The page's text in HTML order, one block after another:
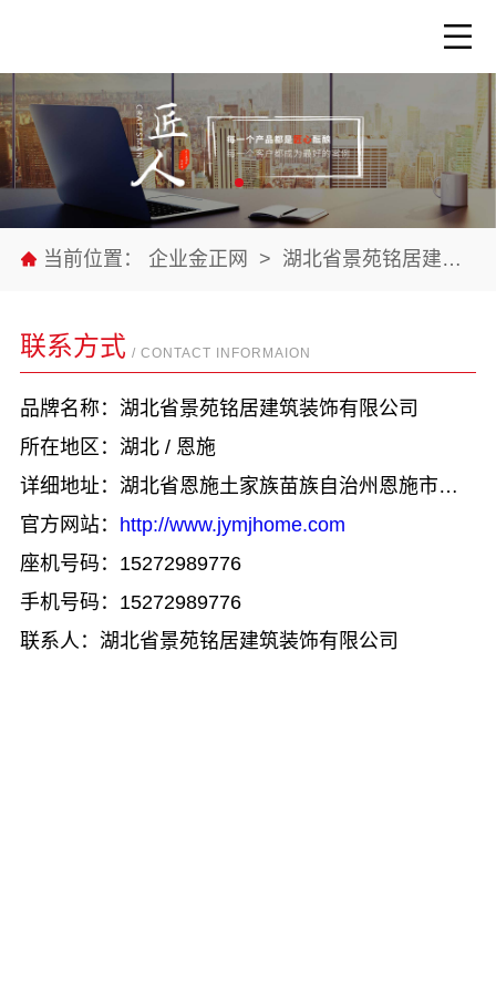
当前位置： 企业金正网 > 湖北省景苑铭居建筑装饰有限公司
联系方式 / CONTACT INFORMAION
品牌名称：湖北省景苑铭居建筑装饰有限公司
所在地区：湖北 / 恩施
详细地址：湖北省恩施土家族苗族自治州恩施市六角亭街道头道水村谭家坝路101号2幢生产车间A区一A01办公区（自主申报）
官方网站： http://www.jymjhome.com
座机号码：15272989776
手机号码：15272989776
联系人：湖北省景苑铭居建筑装饰有限公司